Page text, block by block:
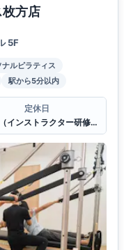
方店
5F
ナルピラティス
駅から5分以内
定休日
木曜日（インストラクター研修のため）